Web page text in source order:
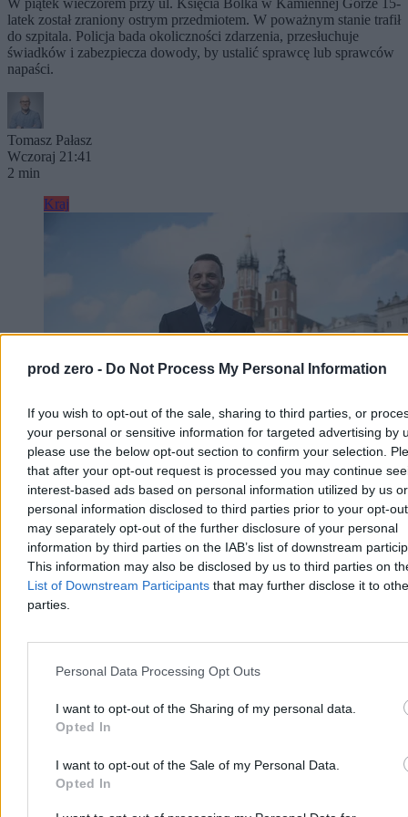
prod zero - Do Not Process My Personal Information
If you wish to opt-out of the sale, sharing to third parties, or
your personal or sensitive information for targeted advertising by
please use the below opt-out section to confirm your selection.
that after your opt-out request is processed you may continue
interest-based ads based on personal information utilized by us or
personal information disclosed to third parties prior to your opt-
may separately opt-out of the further disclosure of your personal
information by third parties on the IAB’s list of downstream
This information may also be disclosed by us to third parties on
List of Downstream Participants that may further disclose it to
parties.
Personal Data Processing Opt Outs
I want to opt-out of the Sharing of my personal data.
Opted In
I want to opt-out of the Sale of my Personal Data.
Opted In
latek został zraniony ostrym przedmiotem. W poważnym stanie trafił
do szpitala. Policja bada okoliczności zdarzenia, przesłuchuje
świadków i zabezpiecza dowody, by ustalić sprawcę lub sprawców
napaści.
Tomasz Pałasz
Wczoraj 21:41
2 min
Kraj
Gibała rusza z kampanią. Tak chce zawalczyć o
fotel prezydenta Krakowa
Łukasz Gibała, radny i założyciel stowarzyszenia Kraków dla
Mieszkańców, ogłosił na Rynku Głównym start w
przedterminowych wyborach prezydenta miasta. To jego czwarta
próba. Wybory odbędą się 27 września po tym, odwołano
Aleksandra Miszalskiego w referendum.